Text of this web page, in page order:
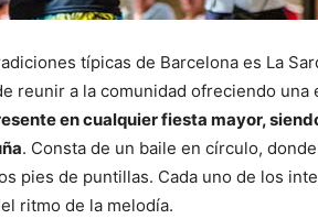
típicas de Barcelona es La
reunir a la comunidad ofreciendo una
en cualquier fiesta mayor,
. Consta de un baile en círculo,
pies de puntillas. Cada uno de los
ritmo de la melodía.